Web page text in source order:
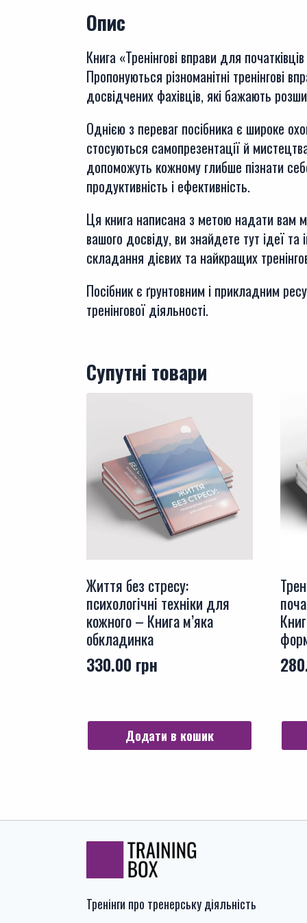
Опис
Книга «Тренінгові вправи для
Пропонуються різноманітні тренінгові
досвідчених фахівців, які бажають
Однією з переваг посібника є широке
стосуються самопрезентації й
допоможуть кожному глибше пізнати
продуктивність і ефективність.
Ця книга написана з метою надати вам
вашого досвіду, ви знайдете тут ідеї
складання дієвих та найкращих
Посібник є ґрунтовним і прикладним
тренінгової діяльності.
Супутні товари
Життя без стресу:
психологічні техніки для
кожного – Книга м’яка
обкладинка
330.00 грн
Додати в кошик
Тренінги про тренерську діяльність